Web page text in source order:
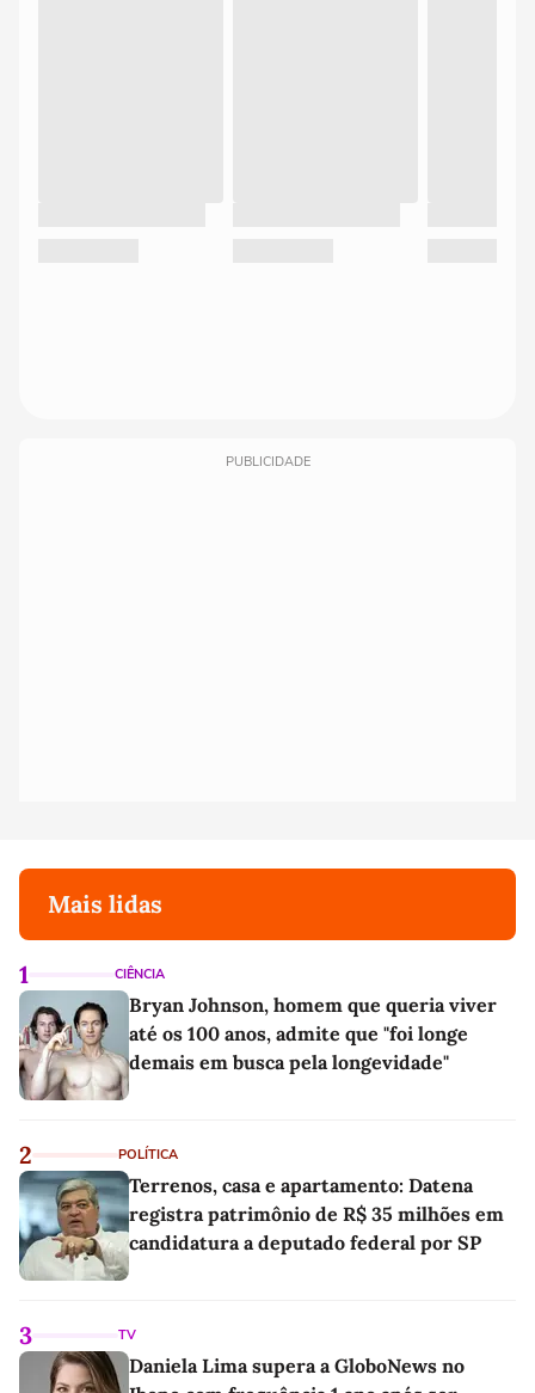
PUBLICIDADE
Mais lidas
1 CIÊNCIA
Bryan Johnson, homem que queria viver
até os 100 anos, admite que "foi longe
demais em busca pela longevidade"
2 POLÍTICA
Terrenos, casa e apartamento: Datena
registra patrimônio de R$ 35 milhões em
candidatura a deputado federal por SP
3 TV
Daniela Lima supera a GloboNews no